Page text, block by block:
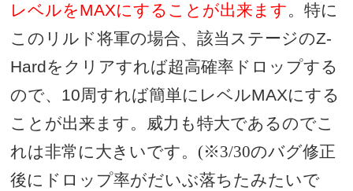
レベルをMAXにすることが出来ます。特に
このリルド将軍の場合、該当ステージのZ-
Hardをクリアすれば超高確率 ドロップする
ので、 10周すれば簡単にレベルMAXにする
ことが出来ます。威力も特大であるのでこ
れは非常に大きいです。(※3/30のバグ修正
後にドロップ率がだいぶ落ちたみたいで